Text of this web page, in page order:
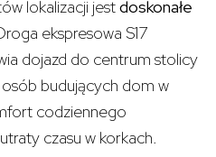
lokalizacji jestdoskonałe
ekspresowa S17
dojazd do centrum stolicy
budujących dom w
codziennego
czasu w korkach.